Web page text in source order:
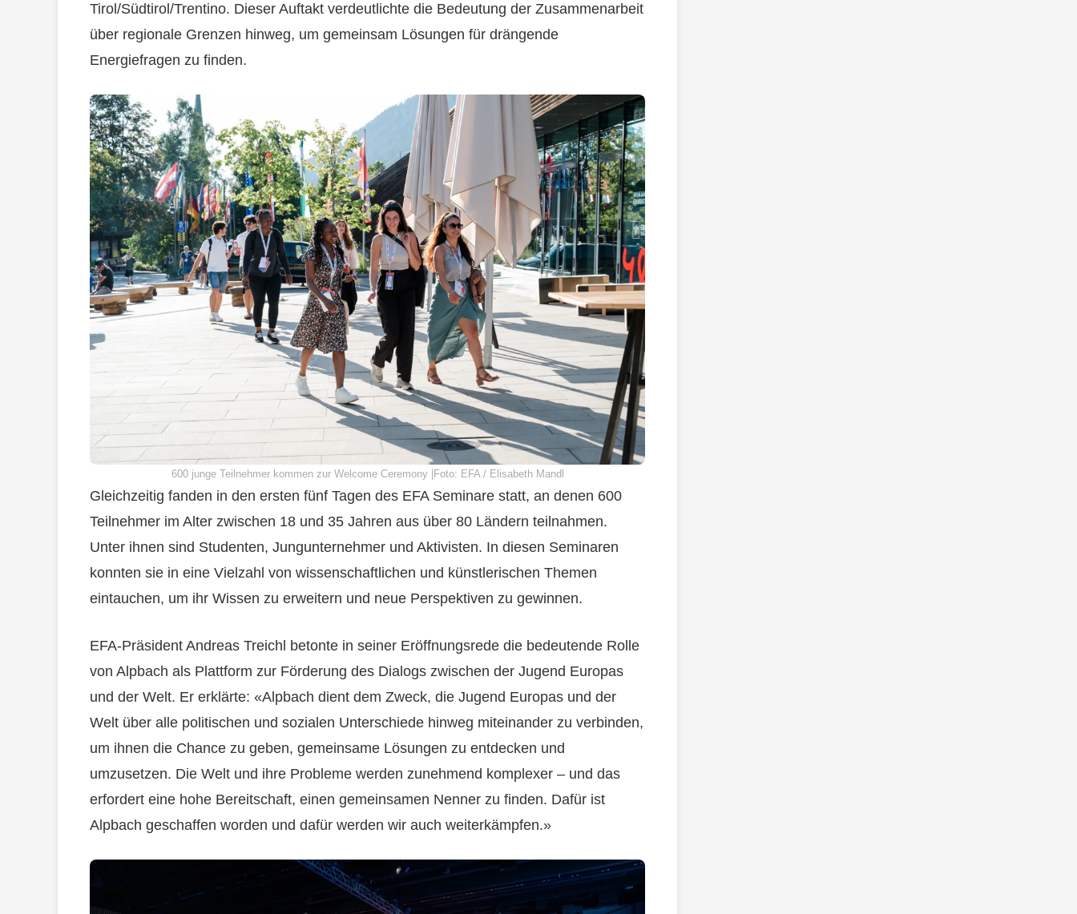
Tirol/Südtirol/Trentino. Dieser Auftakt verdeutlichte die Bedeutung der Zusammenarbeit
über regionale Grenzen hinweg, um gemeinsam Lösungen für drängende
Energiefragen zu finden.
600 junge Teilnehmer kommen zur Welcome Ceremony |Foto: EFA / Elisabeth Mandl
Gleichzeitig fanden in den ersten fünf Tagen des EFA Seminare statt, an denen 600
Teilnehmer im Alter zwischen 18 und 35 Jahren aus über 80 Ländern teilnahmen.
Unter ihnen sind Studenten, Jungunternehmer und Aktivisten. In diesen Seminaren
konnten sie in eine Vielzahl von wissenschaftlichen und künstlerischen Themen
eintauchen, um ihr Wissen zu erweitern und neue Perspektiven zu gewinnen.
EFA-Präsident Andreas Treichl betonte in seiner Eröffnungsrede die bedeutende Rolle
von Alpbach als Plattform zur Förderung des Dialogs zwischen der Jugend Europas
und der Welt. Er erklärte: «Alpbach dient dem Zweck, die Jugend Europas und der
Welt über alle politischen und sozialen Unterschiede hinweg miteinander zu verbinden,
um ihnen die Chance zu geben, gemeinsame Lösungen zu entdecken und
umzusetzen. Die Welt und ihre Probleme werden zunehmend komplexer – und das
erfordert eine hohe Bereitschaft, einen gemeinsamen Nenner zu finden. Dafür ist
Alpbach geschaffen worden und dafür werden wir auch weiterkämpfen.»